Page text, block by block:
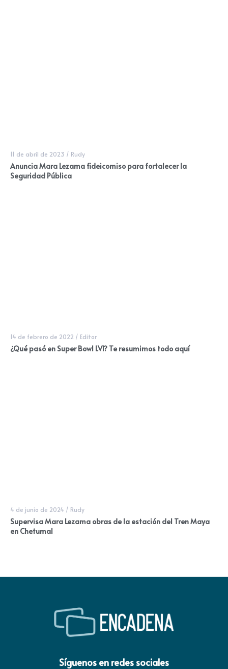
11 de abril de 2023 / Rudy
Anuncia Mara Lezama fideicomiso para fortalecer la
Seguridad Pública
14 de febrero de 2022 / Editor
¿Qué pasó en Super Bowl LVI? Te resumimos todo aquí
4 de junio de 2024 / Rudy
Supervisa Mara Lezama obras de la estación del Tren Maya
en Chetumal
Síguenos en redes sociales